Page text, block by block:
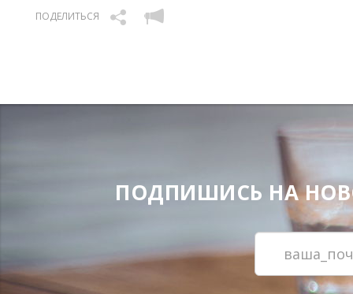
ПОДЕЛИТЬСЯ
ПОДПИШИСЬ НА